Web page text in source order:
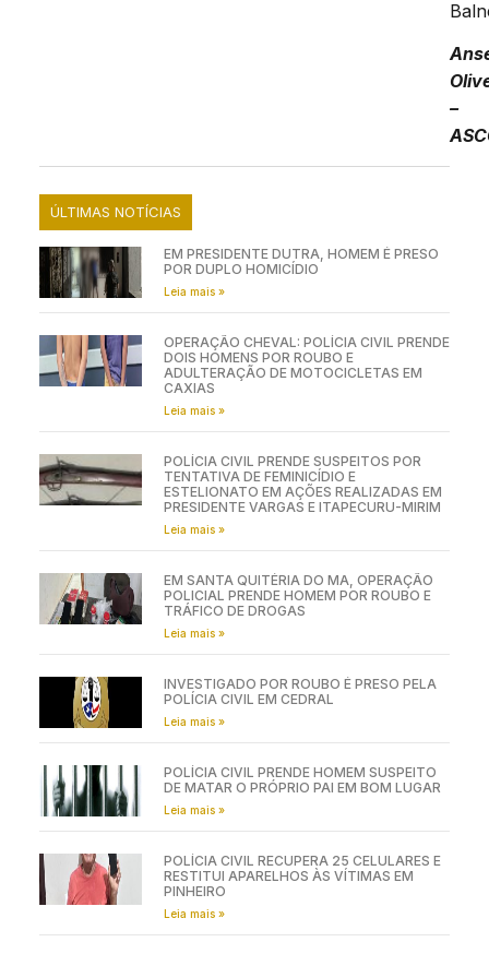
–
ÚLTIMAS NOTÍCIAS
EM PRESIDENTE DUTRA, HOMEM É PRESO
POR DUPLO HOMICÍDIO
Leia mais »
OPERAÇÃO CHEVAL: POLÍCIA CIVIL PRENDE
DOIS HOMENS POR ROUBO E
ADULTERAÇÃO DE MOTOCICLETAS EM
CAXIAS
Leia mais »
POLÍCIA CIVIL PRENDE SUSPEITOS POR
TENTATIVA DE FEMINICÍDIO E
ESTELIONATO EM AÇÕES REALIZADAS EM
PRESIDENTE VARGAS E ITAPECURU-MIRIM
Leia mais »
EM SANTA QUITÉRIA DO MA, OPERAÇÃO
POLICIAL PRENDE HOMEM POR ROUBO E
TRÁFICO DE DROGAS
Leia mais »
INVESTIGADO POR ROUBO É PRESO PELA
POLÍCIA CIVIL EM CEDRAL
Leia mais »
POLÍCIA CIVIL PRENDE HOMEM SUSPEITO
DE MATAR O PRÓPRIO PAI EM BOM LUGAR
Leia mais »
POLÍCIA CIVIL RECUPERA 25 CELULARES E
RESTITUI APARELHOS ÀS VÍTIMAS EM
PINHEIRO
Leia mais »